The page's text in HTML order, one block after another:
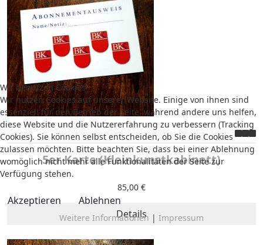
5er Karte (Kleinkunstkabinett)
85,00 €
Details
Wir benutzen Cookies
Wir nutzen Cookies auf unserer Website. Einige von ihnen sind
essenziell für den Betrieb der Seite, während andere uns helfen,
diese Website und die Nutzererfahrung zu verbessern (Tracking
Cookies). Sie können selbst entscheiden, ob Sie die Cookies
zulassen möchten. Bitte beachten Sie, dass bei einer Ablehnung
womöglich nicht mehr alle Funktionalitäten der Seite zur
Verfügung stehen.
Akzeptieren Ablehnen
Weitere Informationen | Impressum